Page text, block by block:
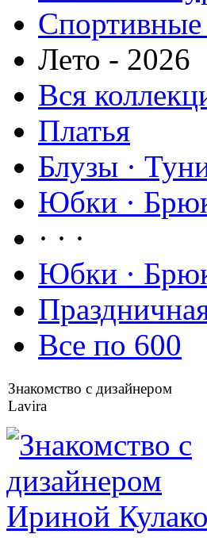
Лето - 2026
Вся
Платья
Блузы ·
Юбки ·
· · ·
Юбки ·
Все по 600
Знакомство с дизайнером
Lavira